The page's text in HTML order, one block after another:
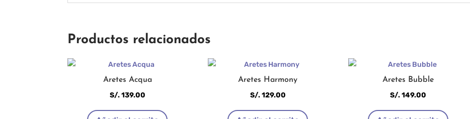
Productos relacionados
Aretes Acqua
S/.139.00
Aretes Harmony
S/.129.00
Aretes Bubble
S/.149.00